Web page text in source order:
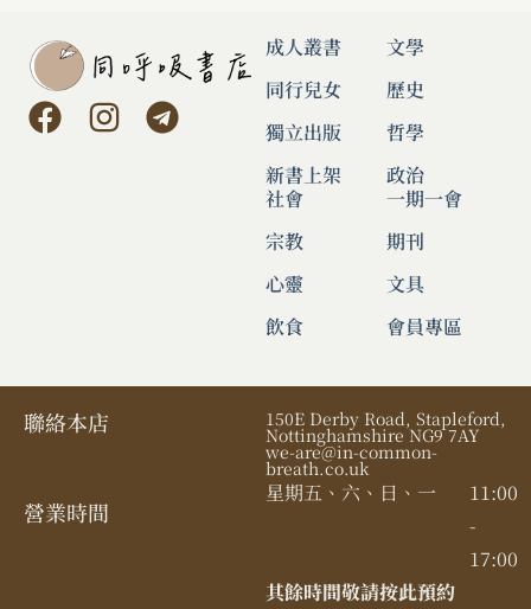
成人叢書
同行兒女
獨立出版
新書上架
文學
歷史
哲學
政治
社會
宗教
心靈
飲食
一期一會
期刊
文具
會員專區
聯絡本店 150E Derby Road, Stapleford,
Nottinghamshire NG9 7AY
we-are@in-common-
breath.co.uk
營業時間​
星期五、六、日、一
11:00
-
17:00
其餘時間敬請按此預約